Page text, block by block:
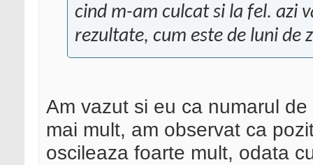
cind m-am culcat si la fel. azi
rezultate, cum este de luni de
Am vazut si eu ca numarul
mai mult, am observat ca
oscileaza foarte mult, odata